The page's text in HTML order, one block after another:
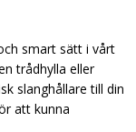
smart sätt i vårt
trådhylla eller
slanghållare till din
att kunna